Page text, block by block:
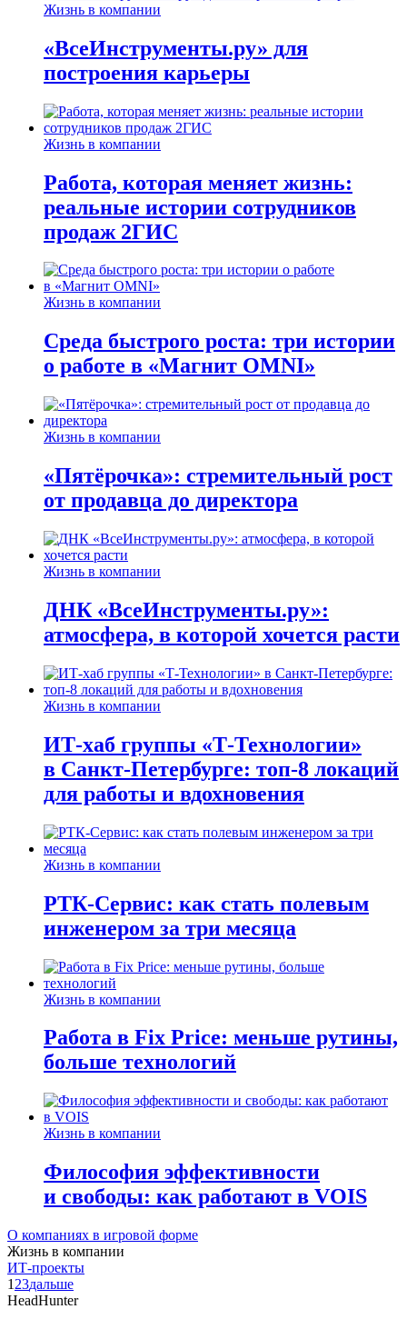
Жизнь в компании
«ВсеИнструменты.ру» для
построения карьеры
Жизнь в компании
Работа, которая меняет жизнь:
реальные истории сотрудников
продаж 2ГИС
Жизнь в компании
Среда быстрого роста: три истории
о работе в «Магнит OMNI»
Жизнь в компании
«Пятёрочка»: стремительный рост
от продавца до директора
Жизнь в компании
ДНК «ВсеИнструменты.ру»:
атмосфера, в которой хочется расти
Жизнь в компании
ИТ-хаб группы «Т-Технологии»
в Санкт-Петербурге: топ-8 локаций
для работы и вдохновения
Жизнь в компании
РТК-Сервис: как стать полевым
инженером за три месяца
Жизнь в компании
Работа в Fix Price: меньше рутины,
больше технологий
Жизнь в компании
Философия эффективности
и свободы: как работают в VOIS
О компаниях в игровой форме
Жизнь в компании
ИТ-проекты
1 23дальше
HeadHunter